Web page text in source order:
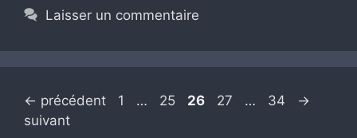
Laisser un commentaire
← précédent Page
1 … Page
25 Page
26 Page
27 … Page
34
→
suivant